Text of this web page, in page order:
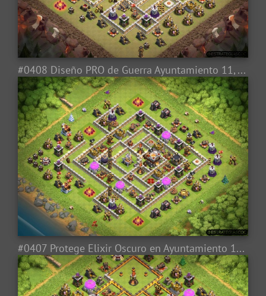
#0408 Diseño PRO de Guerra Ayuntamiento 11, Tesla Troll, TH11 War Base Layout
#0407 Protege Elixir Oscuro en Ayuntamiento 11, Farming Base Layout for TH11 Dark Elixir